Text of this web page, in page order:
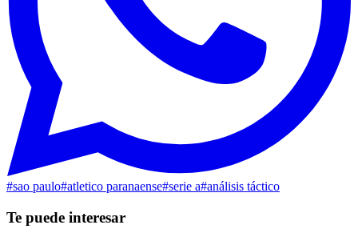
#sao paulo#atletico paranaense#serie a#análisis táctico
Te puede interesar